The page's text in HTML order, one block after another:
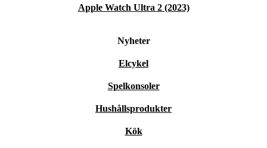
Apple Watch Ultra 2 (2023)
Nyheter
Elcykel
Spelkonsoler
Hushållsprodukter
Kök